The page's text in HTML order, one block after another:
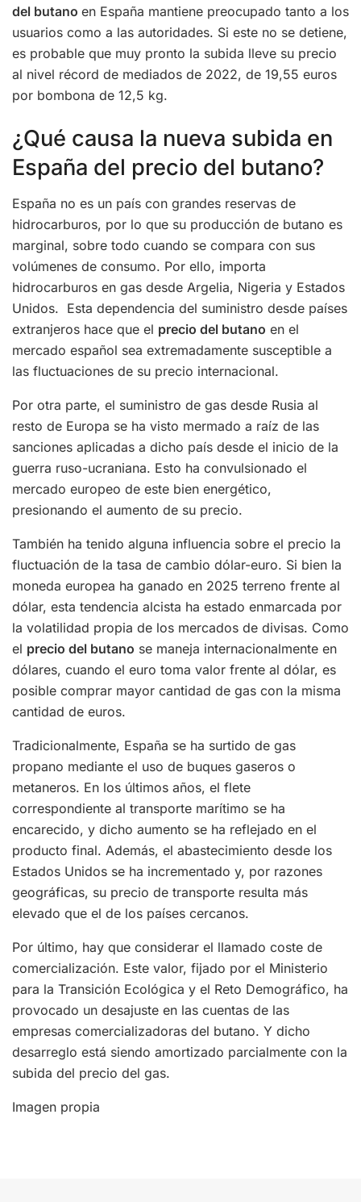
del butano en España mantiene preocupado tanto a los
usuarios como a las autoridades. Si este no se detiene,
es probable que muy pronto la subida lleve su precio
al nivel récord de mediados de 2022, de 19,55 euros
por bombona de 12,5 kg.
¿Qué causa la nueva subida en
España del precio del butano?
España no es un país con grandes reservas de
hidrocarburos, por lo que su producción de butano es
marginal, sobre todo cuando se compara con sus
volúmenes de consumo. Por ello, importa
hidrocarburos en gas desde Argelia, Nigeria y Estados
Unidos. Esta dependencia del suministro desde países
extranjeros hace que el precio del butano en el
mercado español sea extremadamente susceptible a
las fluctuaciones de su precio internacional.
Por otra parte, el suministro de gas desde Rusia al
resto de Europa se ha visto mermado a raíz de las
sanciones aplicadas a dicho país desde el inicio de la
guerra ruso-ucraniana. Esto ha convulsionado el
mercado europeo de este bien energético,
presionando el aumento de su precio.
También ha tenido alguna influencia sobre el precio la
fluctuación de la tasa de cambio dólar-euro. Si bien la
moneda europea ha ganado en 2025 terreno frente al
dólar, esta tendencia alcista ha estado enmarcada por
la volatilidad propia de los mercados de divisas. Como
el precio del butano se maneja internacionalmente en
dólares, cuando el euro toma valor frente al dólar, es
posible comprar mayor cantidad de gas con la misma
cantidad de euros.
Tradicionalmente, España se ha surtido de gas
propano mediante el uso de buques gaseros o
metaneros. En los últimos años, el flete
correspondiente al transporte marítimo se ha
encarecido, y dicho aumento se ha reflejado en el
producto final. Además, el abastecimiento desde los
Estados Unidos se ha incrementado y, por razones
geográficas, su precio de transporte resulta más
elevado que el de los países cercanos.
Por último, hay que considerar el llamado coste de
comercialización. Este valor, fijado por el Ministerio
para la Transición Ecológica y el Reto Demográfico, ha
provocado un desajuste en las cuentas de las
empresas comercializadoras del butano. Y dicho
desarreglo está siendo amortizado parcialmente con la
subida del precio del gas.
Imagen propia